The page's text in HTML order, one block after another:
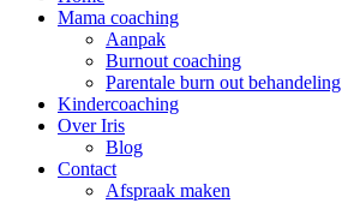
Mama coaching
Aanpak
Burnout coaching
Parentale burn out behandeling
Kindercoaching
Over Iris
Blog
Contact
Afspraak maken